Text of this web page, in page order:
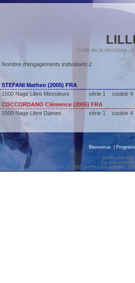
Code de la structure :
Nombre d'engagements individuels:2
STEFANI Matheo (2005) FRA
1500 Nage Libre Messieurs
série 1
couloir 4
COCCORDANO Clémence (2005) FRA
1500 Nage Libre Dames
série 1 couloir 4
Bienvenue
liveffn.com est
Ce site
© 2011 liveffn.com version :